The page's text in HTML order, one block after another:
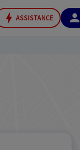
ASSISTANCE